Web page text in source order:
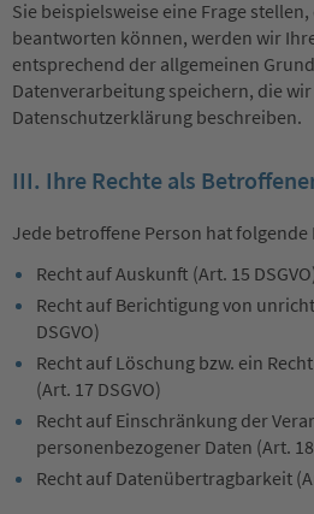
Sie beispielsweise eine Frage
beantworten können, werden wir
entsprechend der allgemeinen
Datenverarbeitung speichern, die
Datenschutzerklärung beschreiben.
III. Ihre Rechte als
Jede betroffene Person hat folgende
Recht auf Auskunft (Art. 15
Recht auf Berichtigung von
DSGVO)
Recht auf Löschung bzw. ein
(Art. 17 DSGVO)
Recht auf Einschränkung der
personenbezogener Daten (Art. 18
Recht auf Datenübertragbarkeit